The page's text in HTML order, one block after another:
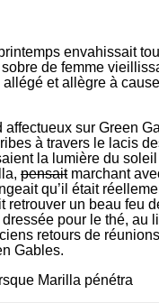
envahissait
de femme
et allègre à
affectueux sur Green
à travers le lacis
la lumière du
pensaitmarchant
qu’il était
retrouver un beau feu
pour le thé, au
retours de
Gables.
Marilla pénétra